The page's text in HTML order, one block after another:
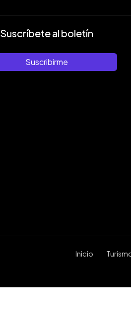
Suscríbete al boletín
Suscribirme
Inicio